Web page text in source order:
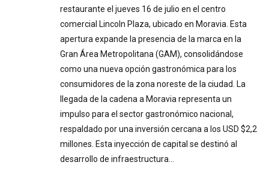
restaurante el jueves 16 de julio en el centro
comercial Lincoln Plaza, ubicado en Moravia. Esta
apertura expande la presencia de la marca en la
Gran Área Metropolitana (GAM), consolidándose
como una nueva opción gastronómica para los
consumidores de la zona noreste de la ciudad. La
llegada de la cadena a Moravia representa un
impulso para el sector gastronómico nacional,
respaldado por una inversión cercana a los USD $2,2
millones. Esta inyección de capital se destinó al
desarrollo de infraestructura…